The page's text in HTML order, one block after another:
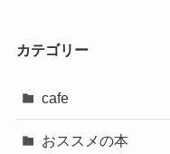
カテゴリー
cafe
おススメの本